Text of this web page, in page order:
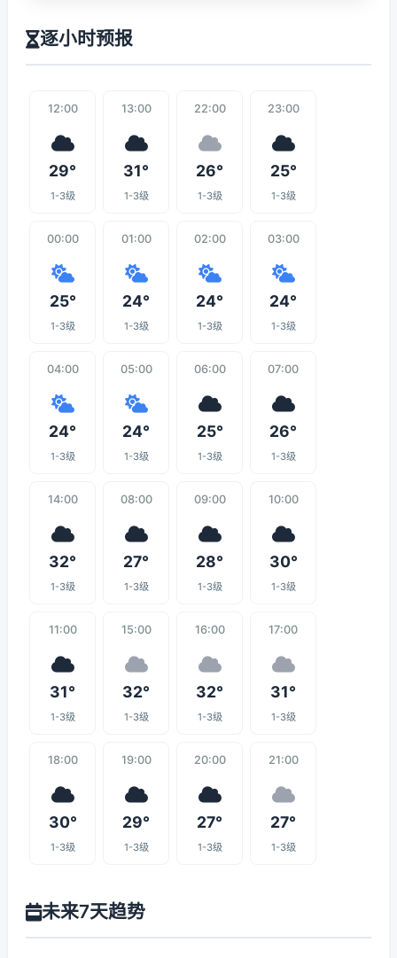
逐小时预报
12:00
29°
1-3级
13:00
31°
1-3级
22:00
26°
1-3级
23:00
25°
1-3级
00:00
25°
1-3级
01:00
24°
1-3级
02:00
24°
1-3级
03:00
24°
1-3级
04:00
24°
1-3级
05:00
24°
1-3级
06:00
25°
1-3级
07:00
26°
1-3级
14:00
32°
1-3级
08:00
27°
1-3级
09:00
28°
1-3级
10:00
30°
1-3级
11:00
31°
1-3级
15:00
32°
1-3级
16:00
32°
1-3级
17:00
31°
1-3级
18:00
30°
1-3级
19:00
29°
1-3级
20:00
27°
1-3级
21:00
27°
1-3级
未来7天趋势